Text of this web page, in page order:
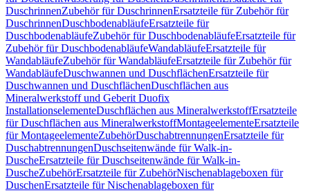
DuschrinnenZubehör für DuschrinnenErsatzteile für Zubehör für
DuschrinnenDuschbodenabläufeErsatzteile für
DuschbodenabläufeZubehör für DuschbodenabläufeErsatzteile für
Zubehör für DuschbodenabläufeWandabläufeErsatzteile für
WandabläufeZubehör für WandabläufeErsatzteile für Zubehör für
WandabläufeDuschwannen und DuschflächenErsatzteile für
Duschwannen und DuschflächenDuschflächen aus
Mineralwerkstoff und Geberit Duofix
InstallationselementeDuschflächen aus MineralwerkstoffErsatzteile
für Duschflächen aus MineralwerkstoffMontageelementeErsatzteile
für MontageelementeZubehörDuschabtrennungenErsatzteile für
DuschabtrennungenDuschseitenwände für Walk-in-
DuscheErsatzteile für Duschseitenwände für Walk-in-
DuscheZubehörErsatzteile für ZubehörNischenablageboxen für
DuschenErsatzteile für Nischenablageboxen für